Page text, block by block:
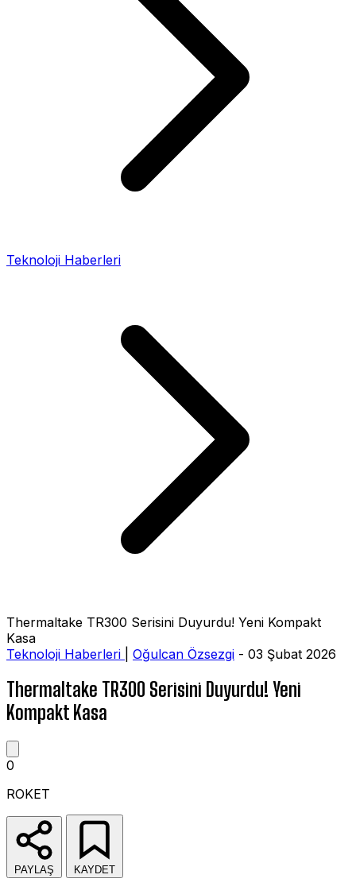
Teknoloji Haberleri
Thermaltake TR300 Serisini Duyurdu! Yeni Kompakt
Kasa
Teknoloji Haberleri
Oğulcan Özsezgi - 03 Şubat 2026
Thermaltake TR300 Serisini Duyurdu! Yeni
Kompakt Kasa
0
ROKET
PAYLAŞ KAYDET